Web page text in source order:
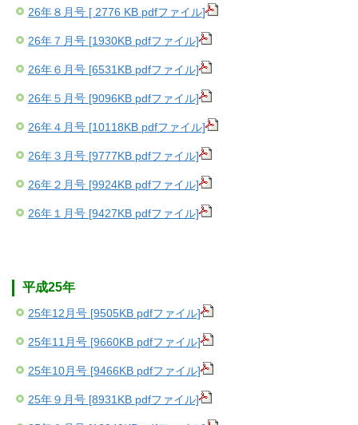
26年８月号 [ 2776 KB pdfファイル]
26年７月号 [1930KB pdfファイル]
26年６月号 [6531KB pdfファイル]
26年５月号 [9096KB pdfファイル]
26年４月号 [10118KB pdfファイル]
26年３月号 [9777KB pdfファイル]
26年２月号 [9924KB pdfファイル]
26年１月号 [9427KB pdfファイル]
平成25年
25年12月号 [9505KB pdfファイル]
25年11月号 [9660KB pdfファイル]
25年10月号 [9466KB pdfファイル]
25年９月号 [8931KB pdfファイル]